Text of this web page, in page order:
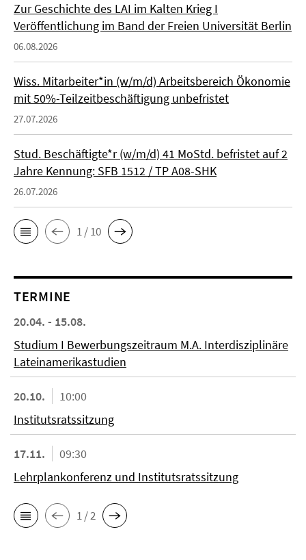
Zur Geschichte des LAI im Kalten Krieg I
Veröffentlichung im Band der Freien Universität Berlin
06.08.2026
Wiss. Mitarbeiter*in (w/m/d) Arbeitsbereich Ökonomie
mit 50%-Teilzeitbeschäftigung unbefristet
27.07.2026
Stud. Beschäftigte*r (w/m/d) 41 MoStd. befristet auf 2
Jahre Kennung: SFB 1512 / TP A08-SHK
26.07.2026
1 / 10
TERMINE
20.04. - 15.08.
Studium I Bewerbungszeitraum M.A. Interdisziplinäre
Lateinamerikastudien
20.10.
10:00
Institutsratssitzung
17.11.
09:30
Lehrplankonferenz und Institutsratssitzung
1 / 2